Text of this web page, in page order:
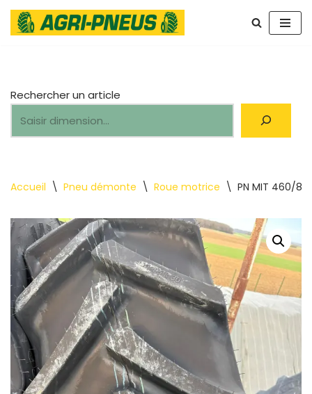
Aller
Accueil \ Pneu démonte \ Roue motrice \ PN MIT 460/
Rechercher un article